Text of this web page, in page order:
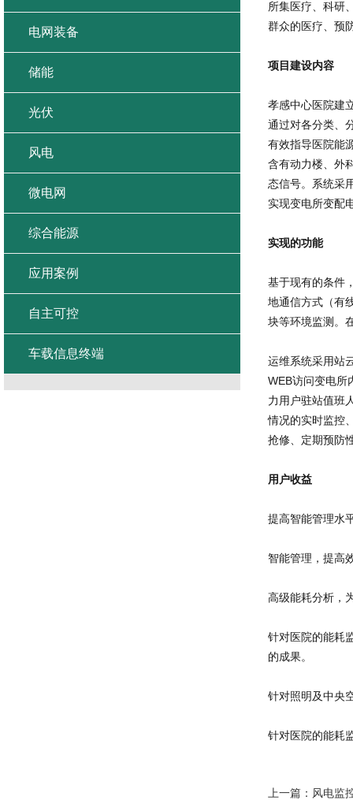
所集医疗、科研
群众的医疗、预
项目建设内容
孝感中心医院建
通过对各分类、
有效指导医院能
含有动力楼、外
态信号。系统采
实现变电所变配
实现的功能
基于现有的条件
地通信方式（有
块等环境监测。
运维系统采用站
WEB访问变电所
力用户驻站值班
情况的实时监控
抢修、定期预防
用户收益
提高智能管理水
智能管理，提高
高级能耗分析，
针对医院的能耗
的成果。
针对照明及中央
针对医院的能耗
上一篇： 风电监
电网装备
储能
光伏
风电
微电网
综合能源
应用案例
自主可控
车载信息终端